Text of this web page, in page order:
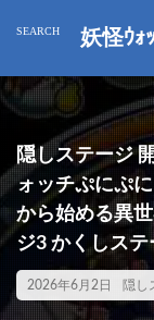
妖怪ｳｫ
隠しステージ
ォッチぷにぷ
から始める異
ジ3 かくしス
2026年6月2日 隠し